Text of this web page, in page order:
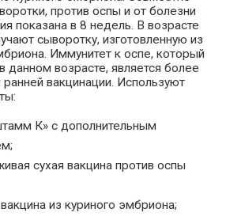
против оспы и от болезни
показана в 8 недель. В возрасте
сыворотку, изготовленную из
Иммунитет к оспе, который
данном возрасте, является более
вакцинации. Используют
К» с дополнительным
сухая вакцина против оспы
из куриного эмбриона;